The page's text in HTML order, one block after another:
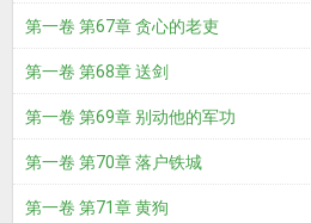
第一卷 第67章 贪心的老吏
第一卷 第68章 送剑
第一卷 第69章 别动他的军功
第一卷 第70章 落户铁城
第一卷 第71章 黄狗